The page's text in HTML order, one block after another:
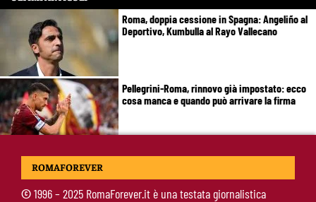
Roma, doppia cessione in Spagna: Angeliño al
Deportivo, Kumbulla al Rayo Vallecano
Pellegrini-Roma, rinnovo già impostato: ecco
cosa manca e quando può arrivare la firma
Mercato Roma, manca un solo colpo: Gasperini
ROMAFOREVER
©1996 – 2025 RomaForever.it è una testata giornalistica